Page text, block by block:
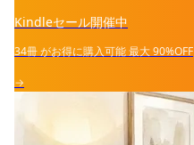
Kindleセール開催中
34冊がお得に購入可能最大90%OFF
→